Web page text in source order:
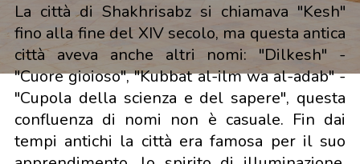
La città di Shakhrisabz si chiamava "Kesh"
fino alla fine del XIV secolo, ma questa antica
città aveva anche altri nomi: "Dilkesh" -
"Cuore gioioso", "Kubbat al-ilm wa al-adab" -
"Cupola della scienza e del sapere", questa
confluenza di nomi non è casuale. Fin dai
tempi antichi la città era famosa per il suo